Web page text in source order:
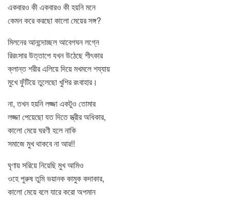
একবারও কী একবারও কী হয়নি মনে
কেমন করে করছো কালো মেয়ের সঙ্গ?
মিলনের আনন্দোচ্ছল আবেগঘন লগ্নে
রিরংসার উত্তাপে যখন উঠেছে শীৎকার
ক্লান্ত শরীর এলিয়ে দিয়ে মখমলে শয্যায়
মুখে ফুঁটিয়ে তুলেছো খুশির রংবাহার।
না, তখন হয়নি লজ্জা একটুও তোমার
লজ্জা পেয়েছো যত দিতে স্ত্রীর অধিকার,
কালো মেয়ে ঘরণী হলে নাকি
সমাজে মুখ থাকবে না আর!!
ঘৃণায় সরিয়ে নিয়েছি মুখ আমিও
ওহে পুরুষ তুমি ভয়ানক কামুক কদাকার,
কালো মেয়ে বলে যারে করো অপমান